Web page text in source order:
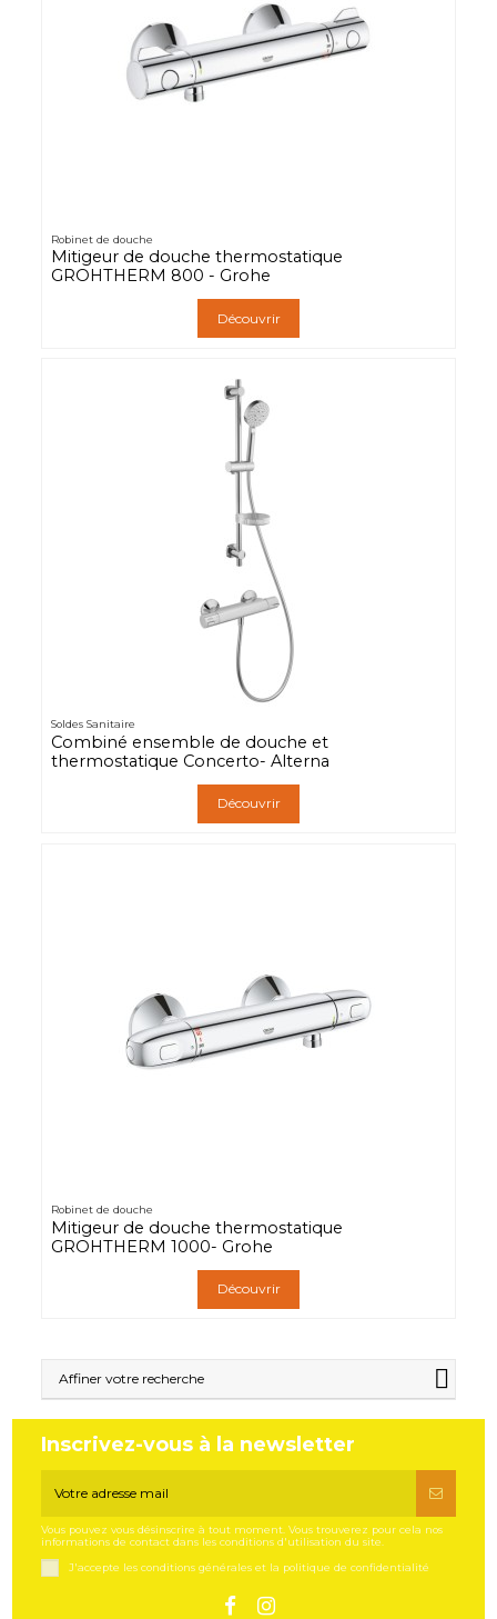
Robinet de douche
Mitigeur de douche thermostatique
GROHTHERM 800 - Grohe
Découvrir
Soldes Sanitaire
Combiné ensemble de douche et
thermostatique Concerto- Alterna
Découvrir
Robinet de douche
Mitigeur de douche thermostatique
GROHTHERM 1000- Grohe
Découvrir
Affiner votre recherche
Inscrivez-vous à la newsletter
Vous pouvez vous désinscrire à tout moment. Vous trouverez pour cela nos
informations de contact dans les conditions d'utilisation du site.
J'accepte les conditions générales et la politique de confidentialité